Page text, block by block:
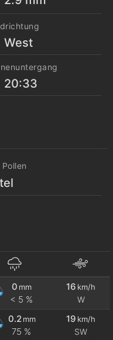
West
20:33
Pollen
0 mm
< 5 %
16 km/h
W
0.2mm
75 %
19 km/h
SW